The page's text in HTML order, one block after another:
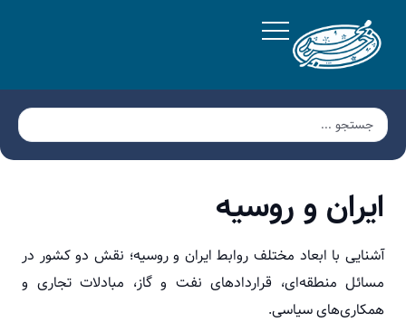
ایران و روسیه
آشنایی با ابعاد مختلف روابط ایران و روسیه؛ نقش دو کشور در
مسائل منطقه‌ای، قراردادهای نفت و گاز، مبادلات تجاری و
همکاری‌های سیاسی.